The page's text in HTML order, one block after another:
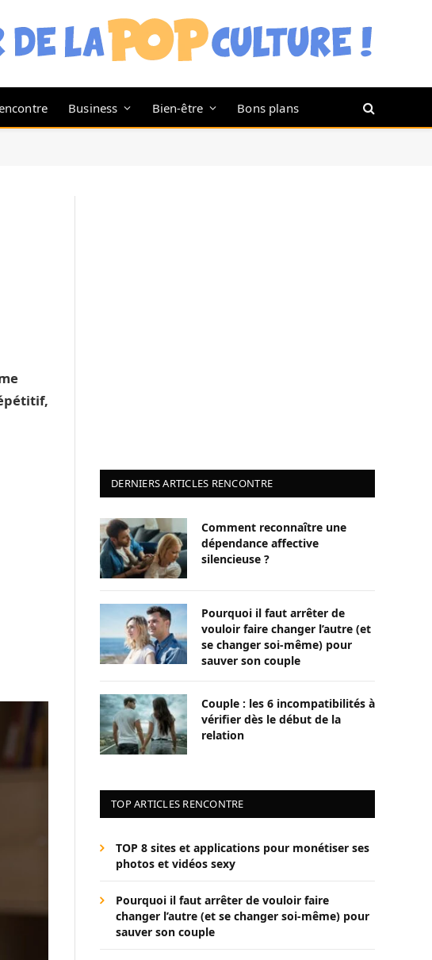
Business Bien-être Bons plans
DERNIERS ARTICLES RENCONTRE
Comment reconnaître une
dépendance affective
silencieuse ?
Pourquoi il faut arrêter de
vouloir faire changer l’autre (et
se changer soi-même) pour
sauver son couple
Couple : les 6 incompatibilités à
vérifier dès le début de la
relation
TOP ARTICLES RENCONTRE
TOP 8 sites et applications pour monétiser ses
photos et vidéos sexy
Pourquoi il faut arrêter de vouloir faire
changer l’autre (et se changer soi-même) pour
sauver son couple